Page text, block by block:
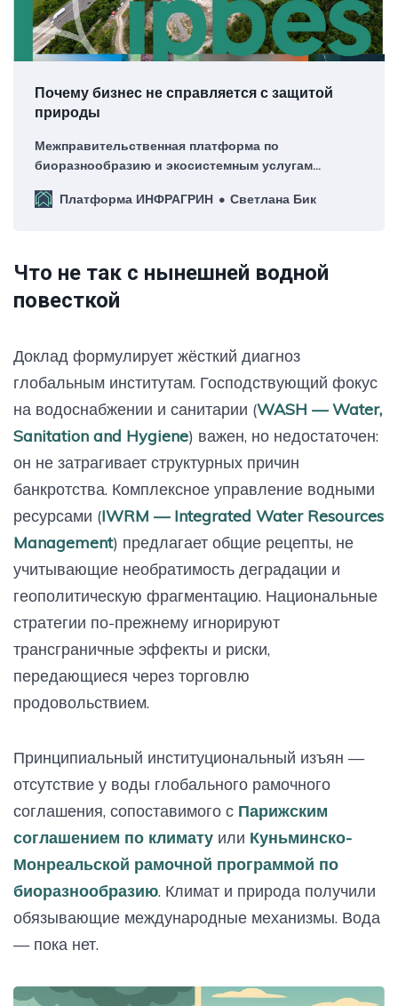
Почему бизнес не справляется с защитой
природы
Межправительственная платформа по
биоразнообразию и экосистемным услугам
бизнеса на природу
Платформа ИНФРАГРИН Светлана Бик
Что не так с нынешней водной
повесткой
Доклад формулирует жёсткий диагноз
глобальным институтам. Господствующий фокус
на водоснабжении и санитарии (WASH — Water,
Sanitation and Hygiene) важен, но недостаточен:
он не затрагивает структурных причин
банкротства. Комплексное управление водными
ресурсами (IWRM — Integrated Water Resources
Management) предлагает общие рецепты, не
учитывающие необратимость деградации и
геополитическую фрагментацию. Национальные
стратегии по-прежнему игнорируют
трансграничные эффекты и риски,
передающиеся через торговлю
продовольствием.
Принципиальный институциональный изъян —
отсутствие у воды глобального рамочного
соглашения, сопоставимого с Парижским
соглашением по климату или Куньминско-
Монреальской рамочной программой по
биоразнообразию. Климат и природа получили
обязывающие международные механизмы. Вода
— пока нет.